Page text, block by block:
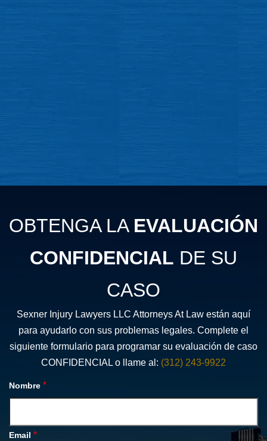
OBTENGA LA EVALUACIÓN
CONFIDENCIAL DE SU
CASO
Sexner Injury Lawyers LLC Attorneys At Law están aquí
para ayudarlo con sus problemas legales. Complete el
siguiente formulario para programar su evaluación de caso
CONFIDENCIAL o llame al: (312) 243-9922
Nombre *
Email *